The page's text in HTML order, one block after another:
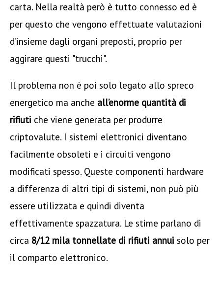
carta. Nella realtà però è tutto connesso ed è
per questo che vengono effettuate valutazioni
d’insieme dagli organi preposti, proprio per
aggirare questi "trucchi".
Il problema non è poi solo legato allo spreco
energetico ma anche all’enorme quantità di
rifiuti che viene generata per produrre
criptovalute. I sistemi elettronici diventano
facilmente obsoleti e i circuiti vengono
modificati spesso. Queste componenti hardware
a differenza di altri tipi di sistemi, non può più
essere utilizzata e quindi diventa
effettivamente spazzatura. Le stime parlano di
circa 8/12 mila tonnellate di rifiuti annui solo per
il comparto elettronico.